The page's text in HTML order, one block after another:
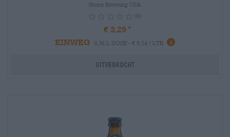
Stone Brewing USA
(0)
€ 3,29
EINWEG
0,36 L DOSE - € 9,14 / LTR info
Uitverkocht